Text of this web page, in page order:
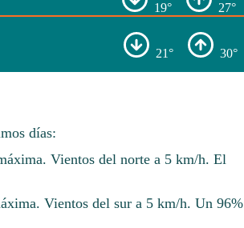
19° 27°
21° 30°
días:
Vientos del norte a 5 km/h. El
Vientos del sur a 5 km/h. Un 96%